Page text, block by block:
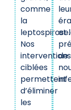
comme
la
leptospirose.
Nos
interventions
ciblées
permettent
d’éliminer
les
et
de